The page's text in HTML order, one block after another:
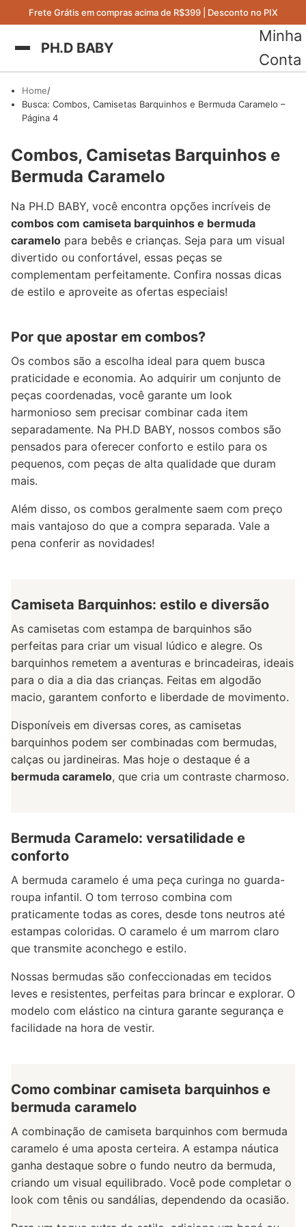
Frete Grátis em compras acima de R$399 | Desconto no PIX
PH.D BABY
Minha
Conta
Home
Busca: Combos, Camisetas Barquinhos e Bermuda Caramelo –
Página 4
Combos, Camisetas Barquinhos e
Bermuda Caramelo
Na PH.D BABY, você encontra opções incríveis de
combos com camiseta barquinhos e bermuda
caramelo para bebês e crianças. Seja para um visual
divertido ou confortável, essas peças se
complementam perfeitamente. Confira nossas dicas
de estilo e aproveite as ofertas especiais!
Por que apostar em combos?
Os combos são a escolha ideal para quem busca
praticidade e economia. Ao adquirir um conjunto de
peças coordenadas, você garante um look
harmonioso sem precisar combinar cada item
separadamente. Na PH.D BABY, nossos combos são
pensados para oferecer conforto e estilo para os
pequenos, com peças de alta qualidade que duram
mais.
Além disso, os combos geralmente saem com preço
mais vantajoso do que a compra separada. Vale a
pena conferir as novidades!
Camiseta Barquinhos: estilo e diversão
As camisetas com estampa de barquinhos são
perfeitas para criar um visual lúdico e alegre. Os
barquinhos remetem a aventuras e brincadeiras, ideais
para o dia a dia das crianças. Feitas em algodão
macio, garantem conforto e liberdade de movimento.
Disponíveis em diversas cores, as camisetas
barquinhos podem ser combinadas com bermudas,
calças ou jardineiras. Mas hoje o destaque é a
bermuda caramelo, que cria um contraste charmoso.
Bermuda Caramelo: versatilidade e
conforto
A bermuda caramelo é uma peça curinga no guarda-
roupa infantil. O tom terroso combina com
praticamente todas as cores, desde tons neutros até
estampas coloridas. O caramelo é um marrom claro
que transmite aconchego e estilo.
Nossas bermudas são confeccionadas em tecidos
leves e resistentes, perfeitas para brincar e explorar. O
modelo com elástico na cintura garante segurança e
facilidade na hora de vestir.
Como combinar camiseta barquinhos e
bermuda caramelo
A combinação de camiseta barquinhos com bermuda
caramelo é uma aposta certeira. A estampa náutica
ganha destaque sobre o fundo neutro da bermuda,
criando um visual equilibrado. Você pode completar o
look com tênis ou sandálias, dependendo da ocasião.